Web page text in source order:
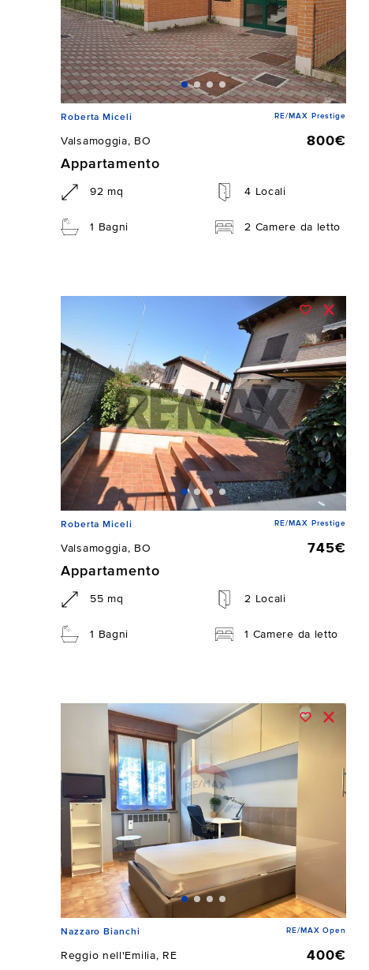
Roberta Miceli RE/MAX Prestige
Valsamoggia, BO
800€
Appartamento
92 mq 4 Locali
1 Bagni 2 Camere da letto
Roberta Miceli RE/MAX Prestige
Valsamoggia, BO
745€
Appartamento
55 mq 2 Locali
1 Bagni 1 Camere da letto
Nazzaro Bianchi RE/MAX Open
Reggio nell'Emilia, RE
400€